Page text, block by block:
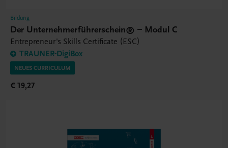
Bildung
Der Unternehmerführerschein® – Modul C
Entrepreneur's Skills Certificate (ESC)
TRAUNER-DigiBox
NEUES CURRICULUM
€ 19,27